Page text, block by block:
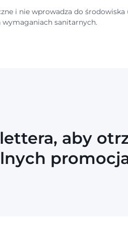
i nie wprowadza do
sanitarnych.
aby